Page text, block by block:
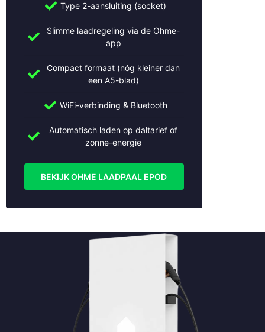
Type 2-aansluiting (socket)
Slimme laadregeling via de Ohme-
app
Compact formaat (nóg kleiner dan
een A5-blad)
WiFi-verbinding & Bluetooth
Automatisch laden op daltarief of
zonne-energie
BEKIJK OHME LAADPAAL EPOD